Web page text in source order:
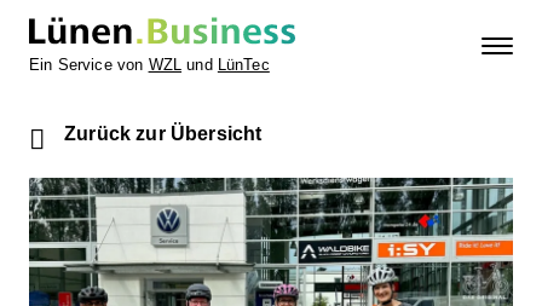
Ein Service von WZL und LünTec
Zurück zur Übersicht